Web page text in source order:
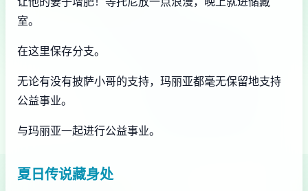
室。
在这里保存分支。
无论有没有披萨小哥的支持，玛丽亚都毫无保留地支持
公益事业。
与玛丽亚一起进行公益事业。
夏日传说藏身处